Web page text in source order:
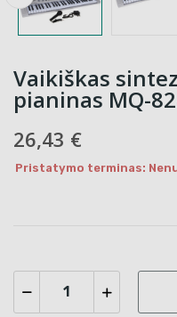
Vaikiškas
pianinas MQ-
26,43 €
Pristatymo terminas: